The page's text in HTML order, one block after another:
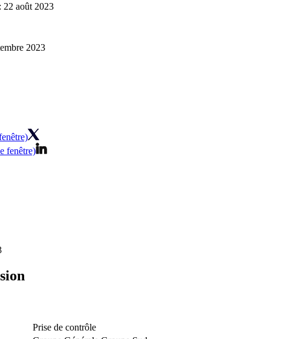
22 août 2023
2023
fenêtre)
Prise de contrôle